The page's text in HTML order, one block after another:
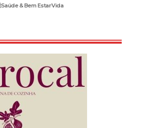
Saúde & Bem EstarVida